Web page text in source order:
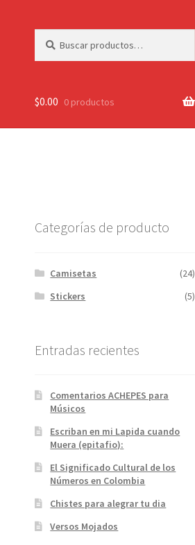
por:
$0.00 0 productos
Categorías de producto
Camisetas
(24)
Stickers
(5)
Entradas recientes
Comentarios ACHEPES para
Músicos
Escriban en mi Lapida cuando
Muera (epitafio):
El Significado Cultural de los
Números en Colombia
Chistes para alegrar tu dia
Versos Mojados